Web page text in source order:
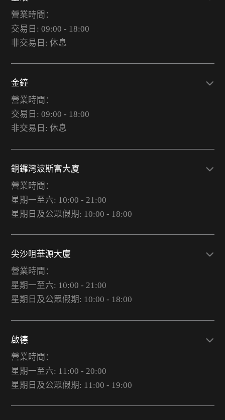
營業時間：
交易日: 09:00 - 18:00
非交易日: 休息
金鐘
營業時間：
交易日: 09:00 - 18:00
非交易日: 休息
銅鑼灣波斯富大廈
營業時間：
星期一至六: 10:00 - 21:00
星期日及公眾假期: 10:00 - 18:00
尖沙咀華源大廈
營業時間：
星期一至六: 10:00 - 21:00
星期日及公眾假期: 10:00 - 18:00
啟德
營業時間：
星期一至六: 11:00 - 20:00
星期日及公眾假期: 11:00 - 19:00